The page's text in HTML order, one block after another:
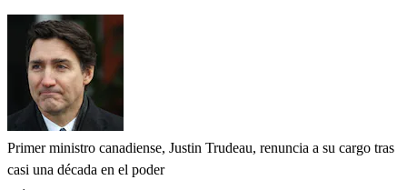
Primer ministro canadiense, Justin Trudeau, renuncia a su cargo tras
casi una década en el poder